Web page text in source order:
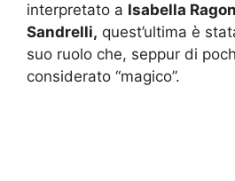
interpretato a Isabella
Sandrelli, quest’ultima è
suo ruolo che, seppur di
considerato “magico”.